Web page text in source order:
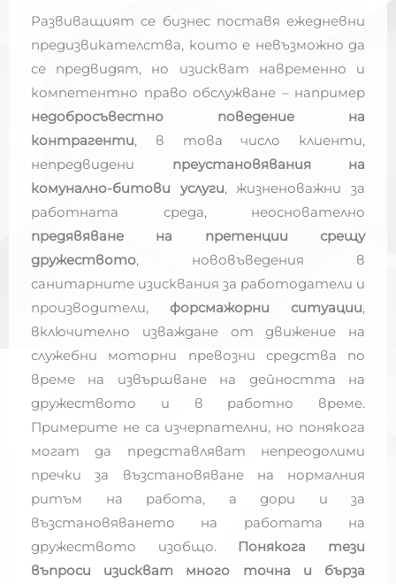
Развиващият се бизнес поставя ежедневни
предизвикателства, които е невъзможно да
се предвидят, но изискват навременно и
компетентно право обслужване – например
недобросъвестно поведение на
контрагенти, в това число клиенти,
непредвидени преустановявания на
комунално-битови услуги, жизненоважни за
работната среда, неоснователно
предявяване на претенции срещу
дружеството, нововъведения в
санитарните изисквания за работодатели и
производители, форсмажорни ситуации,
включително изваждане от движение на
служебни моторни превозни средства по
време на извършване на дейността на
дружеството и в работно време.
Примерите не са изчерпателни, но понякога
могат да представляват непреодолими
пречки за възстановяване на нормалния
ритъм на работа, а дори и за
възстановяването на работата на
дружеството изобщо. Понякога тези
въпроси изискват много точна и бърза